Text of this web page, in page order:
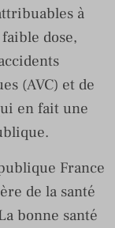
à
dose,
(AVC) et de
en fait une
France
de la santé
bonne santé